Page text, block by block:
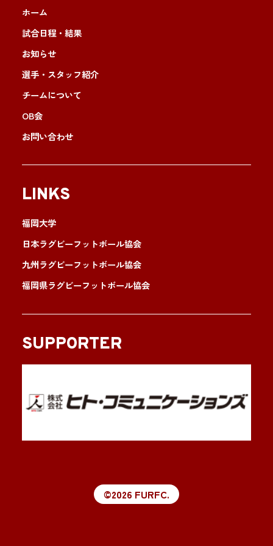
ホーム
試合日程・結果
お知らせ
選手・スタッフ紹介
チームについて
OB会
お問い合わせ
LINKS
福岡大学
日本ラグビーフットボール協会
九州ラグビーフットボール協会
福岡県ラグビーフットボール協会
SUPPORTER
©2026 FURFC.